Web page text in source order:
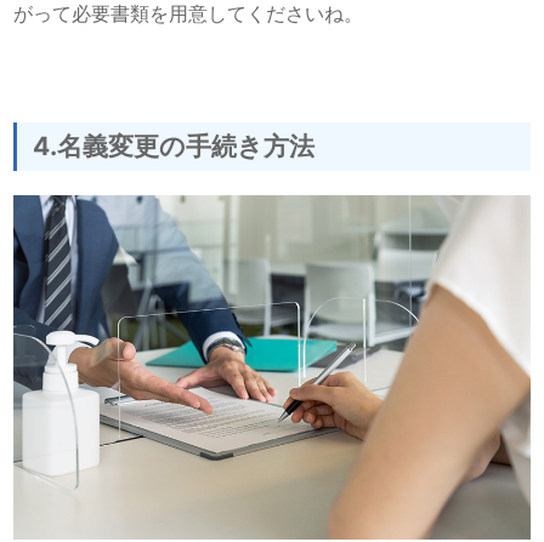
がって必要書類を用意してくださいね。
4.名義変更の手続き方法